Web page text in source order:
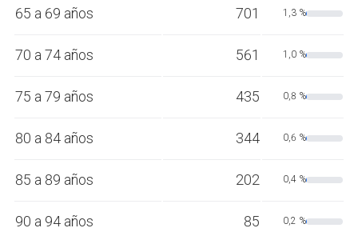
65 a 69 años 701 1,3 %
70 a 74 años 561 1,0 %
75 a 79 años 435 0,8 %
80 a 84 años 344 0,6 %
85 a 89 años 202 0,4 %
90 a 94 años 85 0,2 %